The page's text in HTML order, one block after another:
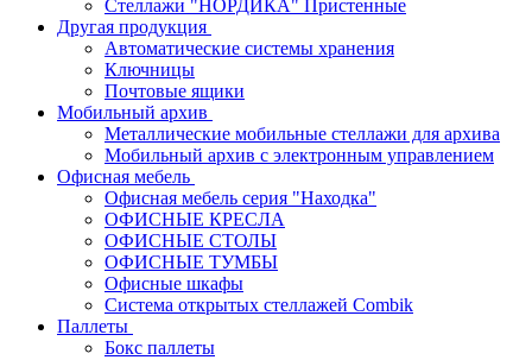
Стеллажи "НОРДИКА" Пристенные
Другая продукция
Автоматические системы хранения
Ключницы
Почтовые ящики
Мобильный архив
Металлические мобильные стеллажи для архива
Мобильный архив с электронным управлением
Офисная мебель
Офисная мебель серия "Находка"
ОФИСНЫЕ КРЕСЛА
ОФИСНЫЕ СТОЛЫ
ОФИСНЫЕ ТУМБЫ
Офисные шкафы
Система открытых стеллажей Combik
Паллеты
Бокс паллеты